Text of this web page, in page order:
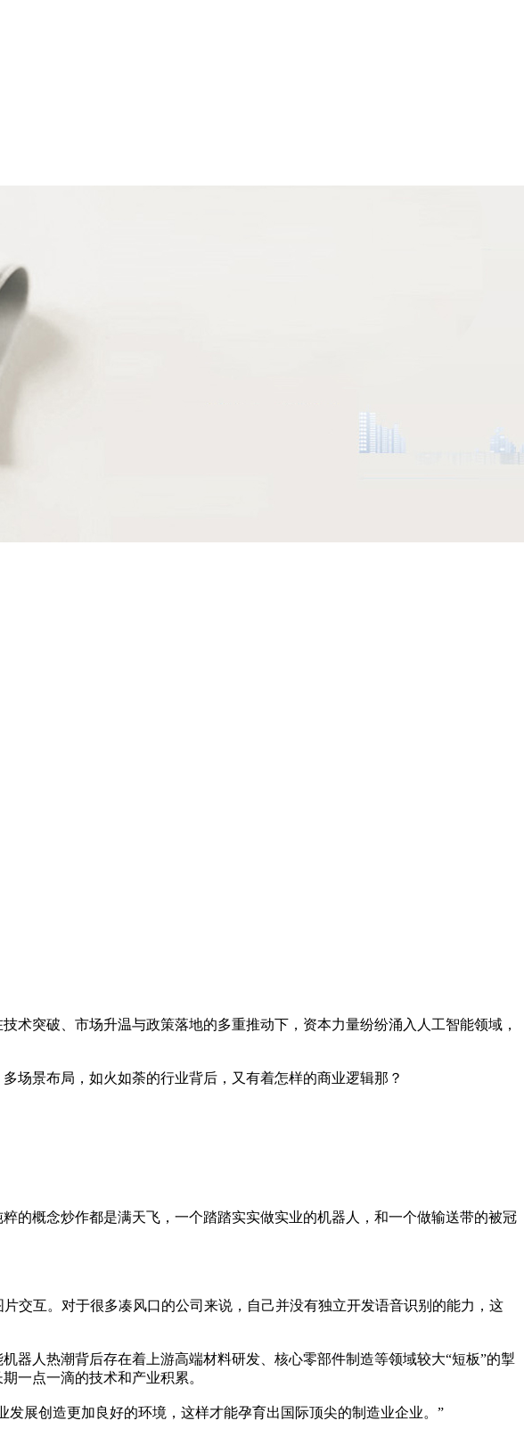
突破、市场升温与政策落地的多重推动下，资本力量纷纷涌入人工智能领域，
景布局，如火如荼的行业背后，又有着怎样的商业逻辑那？
概念炒作都是满天飞，一个踏踏实实做实业的机器人，和一个做输送带的被冠
互。对于很多凑风口的公司来说，自己并没有独立开发语音识别的能力，这
人热潮背后存在着上游高端材料研发、核心零部件制造等领域较大“短板”的掣
一点一滴的技术和产业积累。
展创造更加良好的环境，这样才能孕育出国际顶尖的制造业企业。”